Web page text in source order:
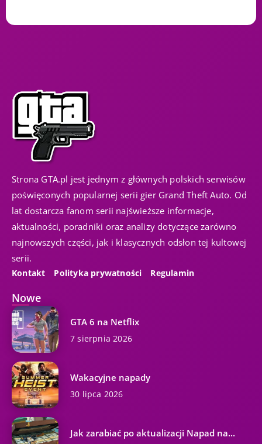
Strona GTA.pl jest jednym z głównych polskich serwisów
poświęconych popularnej serii gier Grand Theft Auto. Od
lat dostarcza fanom serii najświeższe informacje,
aktualności, poradniki oraz analizy dotyczące zarówno
najnowszych części, jak i klasycznych odsłon tej kultowej
serii.
Kontakt Polityka prywatności Regulamin
Nowe
GTA 6 na Netflix
7 sierpnia 2026
Wakacyjne napady
30 lipca 2026
Jak zarabiać po aktualizacji Napad na...